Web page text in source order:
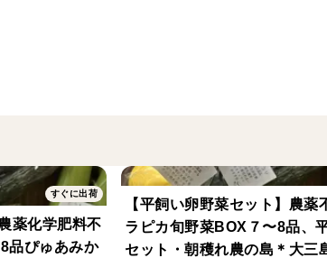
※内容物が沈殿しますのでよく振ってからお
すぐに出荷
薬化学肥料不
品ぴゅあみか
【平飼い卵野菜セット】農薬
ラピカ旬野菜BOX７〜8品、
セット・朝穫れ農の島＊大三